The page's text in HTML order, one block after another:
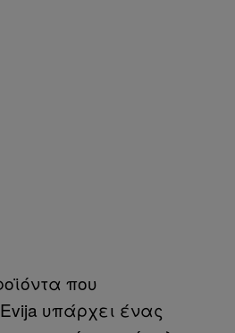
που
υπάρχει ένας